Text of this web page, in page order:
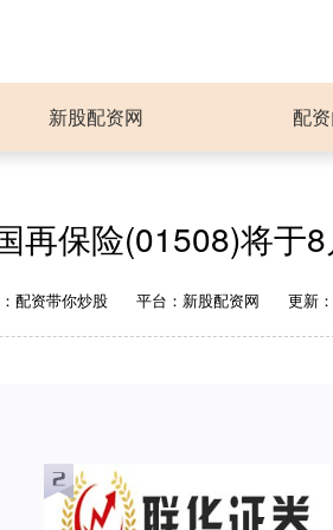
新股配资网 配
再保险(01508)将于
配资带你炒股 平台：新股配资网 更新